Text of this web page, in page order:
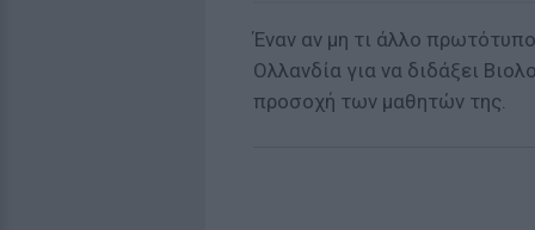
Έναν αν μη τι άλλο
Ολλανδία για να διδάξει
προσοχή των μαθητών της.